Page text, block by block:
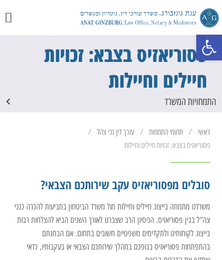
פסוריאזיס בצבא: זכויות
חיילים וחיילות
התמחויות המשרד
ראשי / תחומי התמחות / עורך דין נכי צהל /
פסוריאזיס בצבא: זכויות חיילים וחיילות
סובלים מפסוריאזיס עקב שירותכם הצבאי?
משרדנו מתמחה בייצוג חיילים וחיילות מול משרד הביטחון בתביעות להכרה כנכי
צה"ל בגין פסוריאזיס. הניסיון הרב שצברנו לאורך השנים הביא להצלחות רבות
בייצוג לקוחותינו ולתקדימים משפטיים חשובים בתחום. אם הבחנתם
בהתפתחות פסוריאזיס בגופכם במהלך שירותכם הצבאי או בעקבותיו, כדאי
פתח סרגל נגישות